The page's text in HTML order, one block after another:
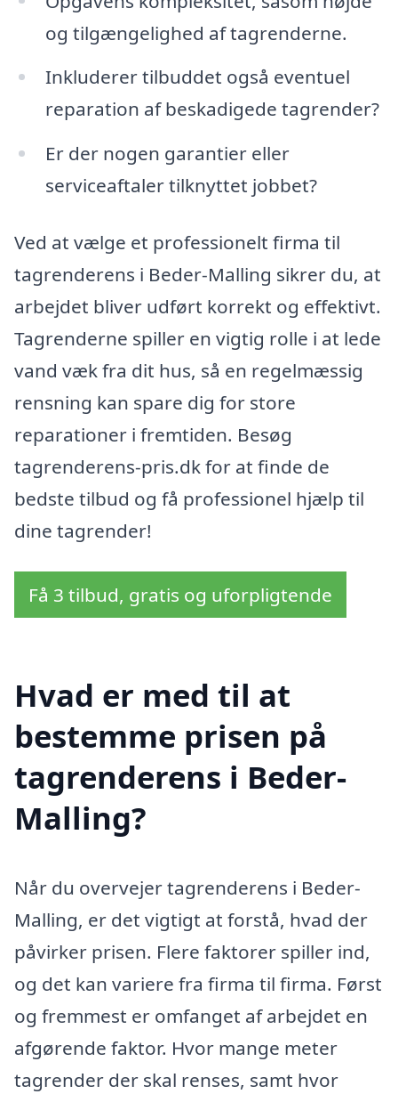
og tilgængelighed af tagrenderne.
Inkluderer tilbuddet også eventuel
reparation af beskadigede tagrender?
Er der nogen garantier eller
serviceaftaler tilknyttet jobbet?
Ved at vælge et professionelt firma til
tagrenderens i Beder-Malling sikrer du, at
arbejdet bliver udført korrekt og effektivt.
Tagrenderne spiller en vigtig rolle i at lede
vand væk fra dit hus, så en regelmæssig
rensning kan spare dig for store
reparationer i fremtiden. Besøg
tagrenderens-pris.dk for at finde de
bedste tilbud og få professionel hjælp til
dine tagrender!
Få 3 tilbud, gratis og uforpligtende
Hvad er med til at
bestemme prisen på
tagrenderens i Beder-
Malling?
Når du overvejer tagrenderens i Beder-
Malling, er det vigtigt at forstå, hvad der
påvirker prisen. Flere faktorer spiller ind,
og det kan variere fra firma til firma. Først
og fremmest er omfanget af arbejdet en
afgørende faktor. Hvor mange meter
tagrender der skal renses, samt hvor